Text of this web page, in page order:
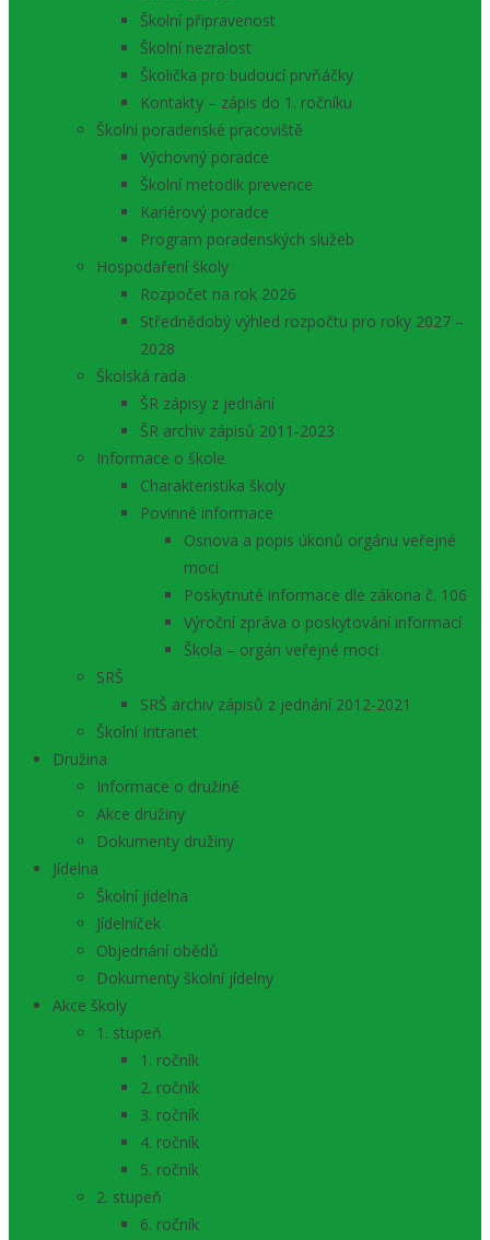
Školní připravenost
Školní nezralost
Školička pro budoucí prvňáčky
Kontakty – zápis do 1. ročníku
Školní poradenské pracoviště
Výchovný poradce
Školní metodik prevence
Kariérový poradce
Program poradenských služeb
Hospodaření školy
Rozpočet na rok 2026
Střednědobý výhled rozpočtu pro roky 2027 –
2028
Školská rada
ŠR zápisy z jednání
ŠR archiv zápisů 2011-2023
Informace o škole
Charakteristika školy
Povinné informace
Osnova a popis úkonů orgánu veřejné
moci
Poskytnuté informace dle zákona č. 106
Výroční zpráva o poskytování informací
Škola – orgán veřejné moci
SRŠ
SRŠ archiv zápisů z jednání 2012-2021
Školní Intranet
Družina
Informace o družině
Akce družiny
Dokumenty družiny
Jídelna
Školní jídelna
Jídelníček
Objednání obědů
Dokumenty školní jídelny
Akce školy
1. stupeň
1. ročník
2. ročník
3. ročník
4. ročník
5. ročník
2. stupeň
6. ročník